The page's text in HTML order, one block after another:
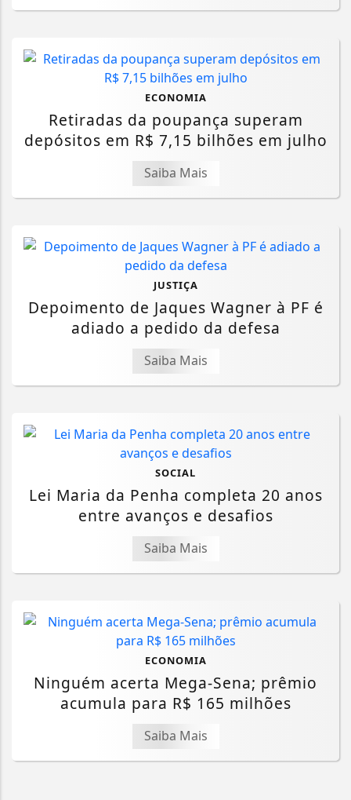
ECONOMIA
Retiradas da poupança superam
depósitos em R$ 7,15 bilhões em julho
Saiba Mais
JUSTIÇA
Depoimento de Jaques Wagner à PF é
adiado a pedido da defesa
Saiba Mais
SOCIAL
Lei Maria da Penha completa 20 anos
entre avanços e desafios
Saiba Mais
ECONOMIA
Ninguém acerta Mega-Sena; prêmio
acumula para R$ 165 milhões
Saiba Mais